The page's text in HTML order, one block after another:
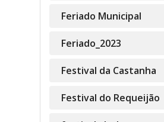
Feriado Municipal
Feriado_2023
Festival da Castanha
Festival do Requeijão